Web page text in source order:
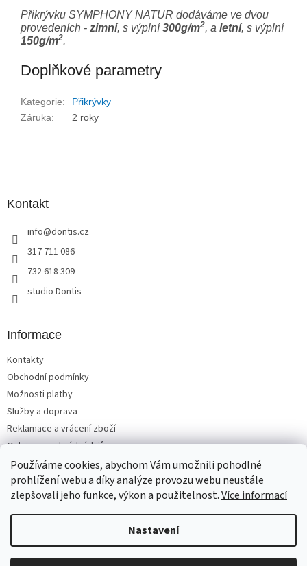
Používáme cookies, abychom Vám umožnili pohodlné
prohlížení webu a díky analýze provozu webu neustále
zlepšovali jeho funkce, výkon a použitelnost.Více informací
Nastavení
Přikrývku SYMPHONY NATUR dodáváme ve dvou
provedeních - zimní, s výplní300g/m2, a letní, s výplní
150g/m2.
Doplňkové parametry
Kategorie:
Přikrývky
Záruka: 2 roky
Kontakt
info@dontis.cz
317 711 086
732 618 309
studio Dontis
Informace
Kontakty
Obchodní podmínky
Možnosti platby
Služby a doprava
Reklamace a vrácení zboží
Ochrana osobních údajů
Copyright 2026Matrace, postele, nábytek Benešov. Všechna